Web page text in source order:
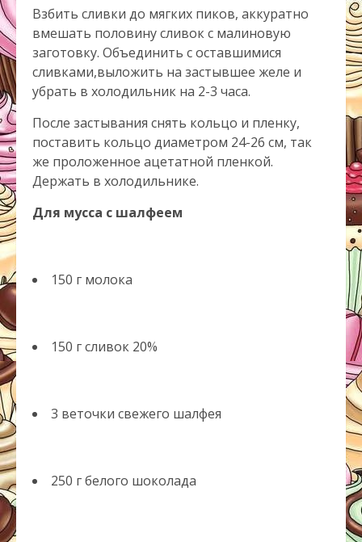
Взбить сливки до мягких пиков, аккуратно
вмешать половину сливок с малиновую
заготовку. Объединить с оставшимися
сливками,выложить на застывшее желе и
убрать в холодильник на 2-3 часа.
После застывания снять кольцо и пленку,
поставить кольцо диаметром 24-26 см, так
же проложенное ацетатной пленкой.
Держать в холодильнике.
Для мусса с шалфеем
150 г молока
150 г сливок 20%
3 веточки свежего шалфея
250 г белого шоколада